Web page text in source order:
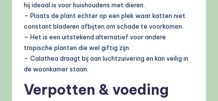
hij ideaal is voor huishoudens met dieren.
– Plaats de plant echter op een plek waar katten niet
constant bladeren afbijten om schade te voorkomen.
– Het is een uitstekend alternatief voor andere
tropische planten die wel giftig zijn.
– Calathea draagt bij aan luchtzuivering en kan veilig in
de woonkamer staan.
Verpotten & voeding